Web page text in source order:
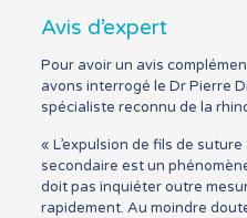
Avis d’expert
Pour avoir un avis
avons interrogé le Dr Pierre
spécialiste reconnu de la
« L’expulsion de fils de
secondaire est un
doit pas inquiéter outre
rapidement. Au moindre